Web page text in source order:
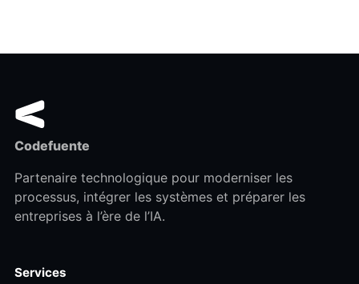
Codefuente
Partenaire technologique pour moderniser les
processus, intégrer les systèmes et préparer les
entreprises à l’ère de l’IA.
Services